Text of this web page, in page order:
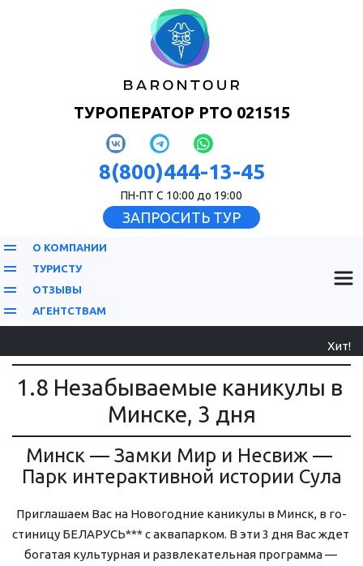
ТУРОПЕРАТОР РТО 021515
8(800)444-13-45
ПН-ПТ С 10:00 до 19:00
ЗАПРОСИТЬ ТУР
О КОМПАНИИ
ТУРИСТУ
ОТЗЫВЫ
АГЕНТСТВАМ
Хит!
1.8 Незабываемые каникулы в
Мин­ске, 3 дня
Минск — Замки Мир и Не­свиж —
Парк ин­тер­ак­тив­ной ис­то­рии Су­ла
Приглашаем Вас на Но­во­год­ние каникулы в Минск, в го­
сти­ни­цу БЕЛАРУСЬ*** с ак­ва­пар­ком. В эти 3 дня Вас ждет
бо­га­тая куль­тур­ная и раз­вле­ка­тель­ная про­грам­ма —